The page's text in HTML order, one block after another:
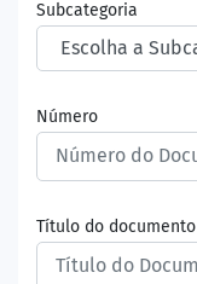
Subcategoria
Número
Título do documento